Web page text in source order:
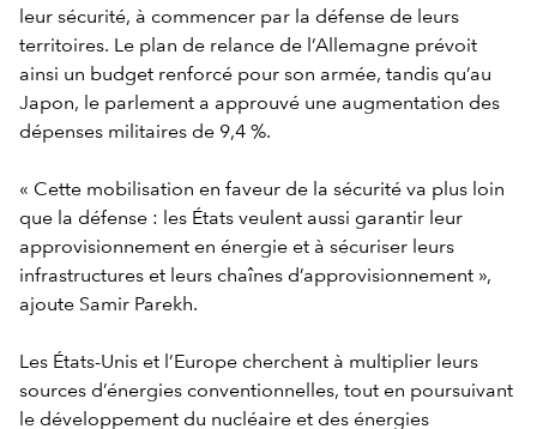
leur sécurité, à commencer par la défense de leurs
territoires. Le plan de relance de l’Allemagne prévoit
ainsi un budget renforcé pour son armée, tandis qu’au
Japon, le parlement a approuvé une augmentation des
dépenses militaires de 9,4 %.
« Cette mobilisation en faveur de la sécurité va plus loin
que la défense : les États veulent aussi garantir leur
approvisionnement en énergie et à sécuriser leurs
infrastructures et leurs chaînes d’approvisionnement »,
ajoute Samir Parekh.
Les États-Unis et l’Europe cherchent à multiplier leurs
sources d’énergies conventionnelles, tout en poursuivant
le développement du nucléaire et des énergies